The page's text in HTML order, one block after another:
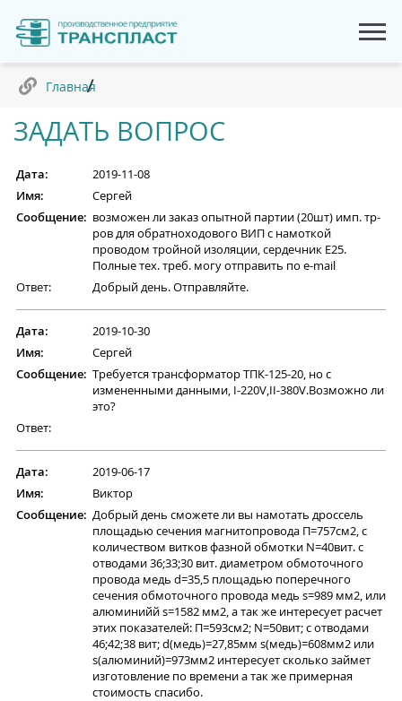
Главная
ЗАДАТЬ ВОПРОС
Дата:
2019-11-08
Имя:
Сергей
Сообщение: возможен ли заказ опытной партии (20шт) имп. тр-
ров для обратноходового ВИП с намоткой
проводом тройной изоляции, сердечник E25.
Полные тех. треб. могу отправить по e-mail
Ответ:
Добрый день. Отправляйте.
Дата:
2019-10-30
Имя:
Сергей
Сообщение: Требуется трансформатор ТПК-125-20, но с
измененными данными, I-220V,II-380V.Возможно ли
это?
Ответ:
Дата:
2019-06-17
Имя:
Виктор
Сообщение: Добрый день сможете ли вы намотать дроcсель
площадью сечения магнитопровода П=757см2, с
количеством витков фазной обмотки N=40вит. с
отводами 36;33;30 вит. диаметром обмоточного
провода медь d=35,5 площадью поперечного
сечения обмоточного провода медь s=989 мм2, или
алюминийй s=1582 мм2, а так же интересует расчет
этих показателей: П=593см2; N=50вит; с отводами
46;42;38 вит; d(медь)=27,85мм s(медь)=608мм2 или
s(алюминий)=973мм2 интересует сколько займет
изготовление по времени а так же примерная
стоимость спасибо.